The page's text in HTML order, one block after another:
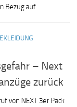
Bezug auf...
– Next
zurück
von NEXT 3er Pack